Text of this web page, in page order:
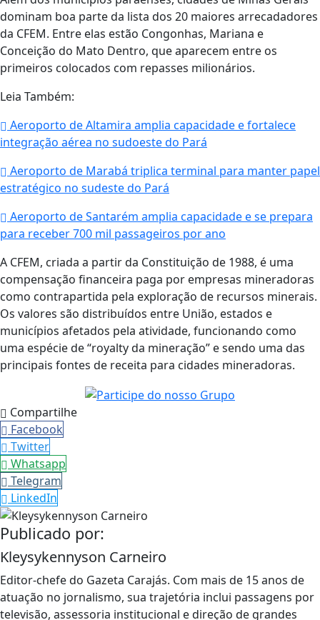
dominam boa parte da lista dos 20 maiores arrecadadores
da CFEM. Entre elas estão Congonhas, Mariana e
Conceição do Mato Dentro, que aparecem entre os
primeiros colocados com repasses milionários.
Leia Também:
Aeroporto de Altamira amplia capacidade e fortalece
integração aérea no sudoeste do Pará
Aeroporto de Marabá triplica terminal para manter papel
estratégico no sudeste do Pará
Aeroporto de Santarém amplia capacidade e se prepara
para receber 700 mil passageiros por ano
A CFEM, criada a partir da Constituição de 1988, é uma
compensação financeira paga por empresas mineradoras
como contrapartida pela exploração de recursos minerais.
Os valores são distribuídos entre União, estados e
municípios afetados pela atividade, funcionando como
uma espécie de “royalty da mineração” e sendo uma das
principais fontes de receita para cidades mineradoras.
Compartilhe
Facebook
Twitter
Whatsapp
Telegram
LinkedIn
Publicado por:
Kleysykennyson Carneiro
Editor-chefe do Gazeta Carajás. Com mais de 15 anos de
atuação no jornalismo, sua trajetória inclui passagens por
televisão, assessoria institucional e direção de grandes